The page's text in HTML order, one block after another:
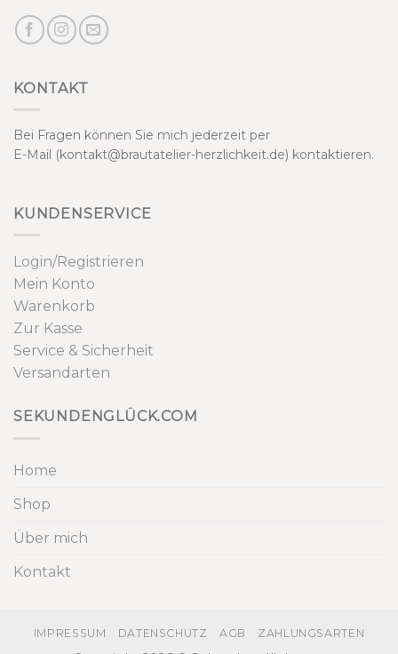
KONTAKT
Bei Fragen können Sie mich jederzeit per
E-Mail (kontakt@brautatelier-herzlichkeit.de) kontaktieren.
KUNDENSERVICE
Login/Registrieren
Mein Konto
Warenkorb
Zur Kasse
Service & Sicherheit
Versandarten
SEKUNDENGLÜCK.COM
Home
Shop
Über mich
Kontakt
IMPRESSUM DATENSCHUTZ AGB ZAHLUNGSARTEN